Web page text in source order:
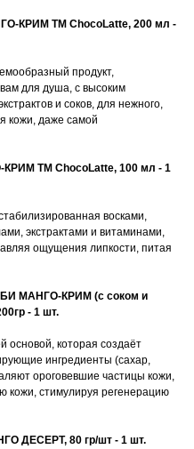
КРИМ TM ChocoLatte, 200 мл -
продукт,
для душа, с высоким
и соков, для нежного,
кожи, даже самой
TM ChocoLatte, 100 мл - 1
восками,
экстрактами и витаминами,
ощущения липкости, питая
МАНГО-КРИМ (с соком и
- 1 шт.
которая создаёт
ингредиенты (сахар,
ороговевшие частицы кожи,
кожи, стимулируя регенерацию
ДЕСЕРТ, 80 гр/шт - 1 шт.